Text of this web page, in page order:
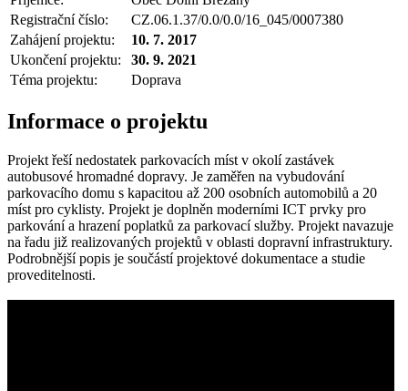
Registrační číslo:
CZ.06.1.37/0.0/0.0/16_045/0007380
Zahájení projektu:
10. 7. 2017
Ukončení projektu:
30. 9. 2021
Téma projektu:
Doprava
Informace o projektu
Projekt řeší nedostatek parkovacích míst v okolí zastávek
autobusové hromadné dopravy. Je zaměřen na vybudování
parkovacího domu s kapacitou až 200 osobních automobilů a 20
míst pro cyklisty. Projekt je doplněn moderními ICT prvky pro
parkování a hrazení poplatků za parkovací služby. Projekt navazuje
na řadu již realizovaných projektů v oblasti dopravní infrastruktury.
Podrobnější popis je součástí projektové dokumentace a studie
proveditelnosti.